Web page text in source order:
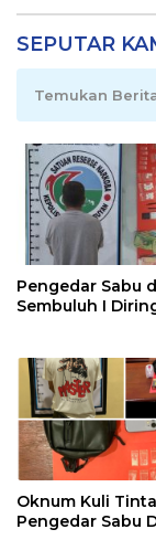
SEPUTAR
Temukan
Pengedar Sabu
Sembuluh I
Oknum Kuli
Pengedar Sabu